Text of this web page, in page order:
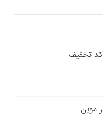
کد تخفیف
موپن